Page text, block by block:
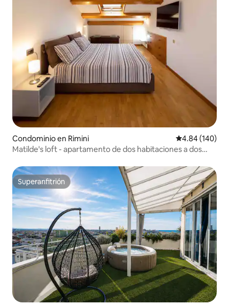
Condominio en Rimini Calificación
4.84 (140)
Matilde's loft - apartamento de dos habitaciones a dos
Superanfitrión
Superanfitrión